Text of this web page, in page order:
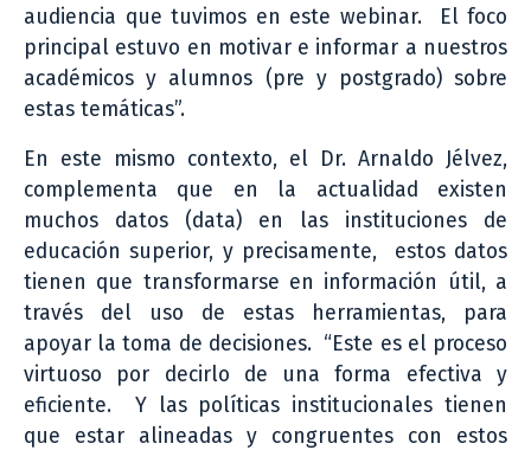
audiencia que tuvimos en este webinar. El foco
principal estuvo en motivar e informar a nuestros
académicos y alumnos (pre y postgrado) sobre
estas temáticas”.
En este mismo contexto, el Dr. Arnaldo Jélvez,
complementa que en la actualidad existen
muchos datos (data) en las instituciones de
educación superior, y precisamente, estos datos
tienen que transformarse en información útil, a
través del uso de estas herramientas, para
apoyar la toma de decisiones. “Este es el proceso
virtuoso por decirlo de una forma efectiva y
eficiente. Y las políticas institucionales tienen
que estar alineadas y congruentes con estos